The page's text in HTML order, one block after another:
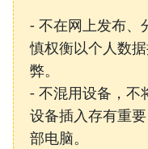
- 不在网上发布、
慎权衡以个人数
弊。
- 不混用设备，不
设备插入存有重
部电脑。